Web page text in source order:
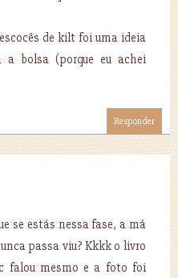
de kilt foi uma ideia
bolsa (porque eu achei
Responder
se estás nessa fase, a má
passa viu? Kkkk o livro
falou mesmo e a foto foi